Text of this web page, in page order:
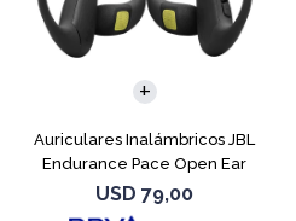
Auriculares Inalámbricos JBL
Endurance Pace Open Ear
Negro
USD 79,00